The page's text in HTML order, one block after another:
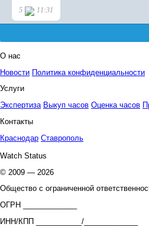
О нас
Новости Политика конфиденциальности
Услуги
Экспертиза Выкуп часов Оценка часов
Контакты
Краснодар Ставрополь
Watch Status
© 2009 — 2026
Общество с ограниченной
ОГРН _____________
ИНН/КПП ___________/_____________